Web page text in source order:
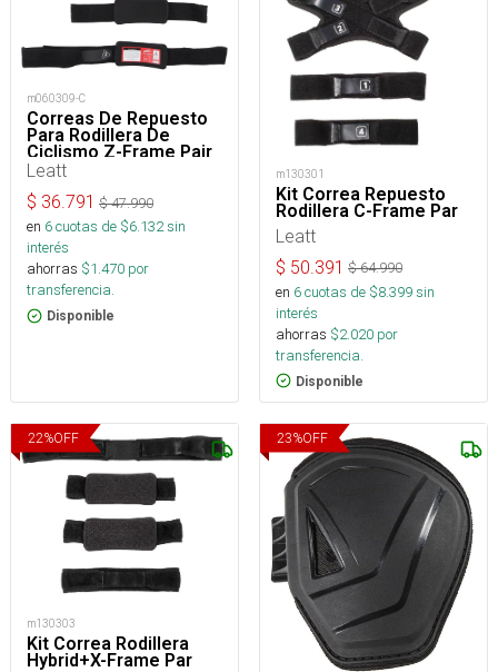
m060309-C
Correas De Repuesto
Para Rodillera De
Ciclismo Z-Frame Pair
Leatt
$ 36.791 $47.990
en 6cuotas de $6.132sin
interés
ahorras $1.470 por
transferencia.
Disponible
m130301
Kit Correa Repuesto
Rodillera C-Frame Par
Leatt
$ 50.391 $64.990
en 6cuotas de $8.399sin
interés
ahorras $2.020 por
transferencia.
Disponible
22%OFF
m130303
Kit Correa Rodillera
Hybrid+X-Frame Par
23%OFF